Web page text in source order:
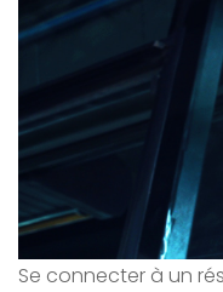
Se connecter à un